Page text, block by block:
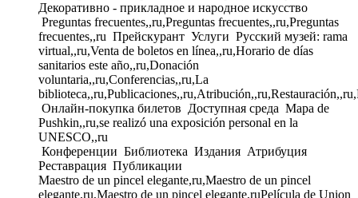
Декоративно - прикладное и народное искусство
Preguntas frecuentes,,ru,Preguntas frecuentes,,ru,Preguntas
frecuentes,,ru Прейскурант Услуги Русский музей: rama
virtual,,ru,Venta de boletos en línea,,ru,Horario de días
sanitarios este año,,ru,Donación
voluntaria,,ru,Conferencias,,ru,La
Онлайн-покупка билетов Доступная среда Mapa de
Pushkin,,ru,se realizó una exposición personal en la
UNESCO,,ru
Конференции Библиотека Издания Атрибуция
Реставрация Публикации
Maestro de un pincel elegante,ru,Maestro de un pincel
elegante,ru,Maestro de un pincel elegante,ruPelícula de Union